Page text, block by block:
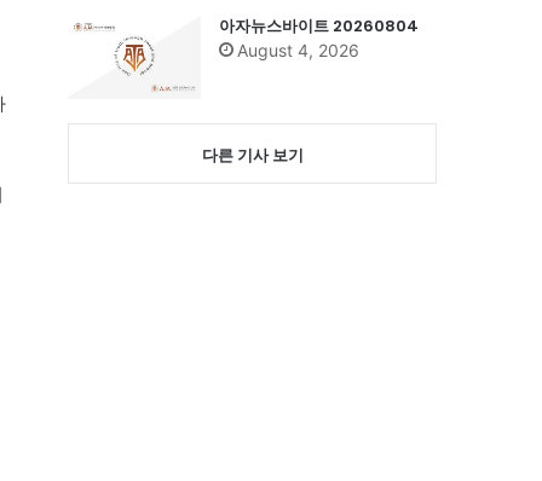
아자뉴스바이트 20260804
August 4, 2026
다른 기사 보기